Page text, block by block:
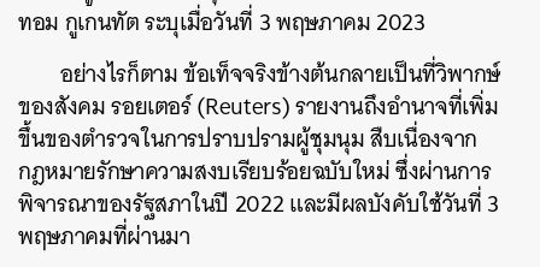
ทอม กูเกนทัต ระบุเมื่อวันที่ 3 พฤษภาคม 2023
อย่างไรก็ตามข้อเท็จจริงข้างต้นกลายเป็นที่วิพากษ์
ของสังคม รอยเตอร์ (Reuters) รายงานถึงอำนาจที่เพิ่ม
ขึ้นของตำรวจในการปราบปรามผู้ชุมนุม สืบเนื่องจาก
กฎหมายรักษาความสงบเรียบร้อยฉบับใหม่ ซึ่งผ่านการ
พิจารณาของรัฐสภาในปี 2022 และมีผลบังคับใช้วันที่ 3
พฤษภาคมที่ผ่านมา